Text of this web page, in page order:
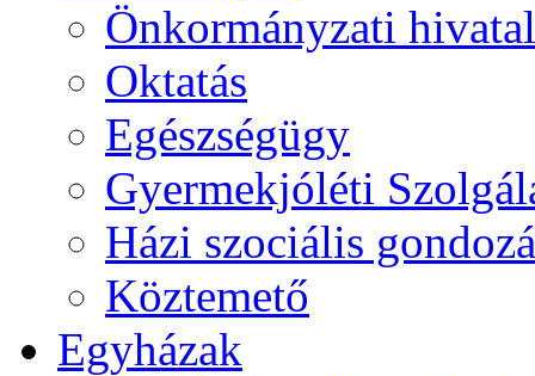
Önkormányzati hivatal
Oktatás
Egészségügy
Gyermekjóléti
Házi szociális
Köztemető
Egyházak